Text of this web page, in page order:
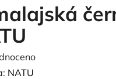
NATU